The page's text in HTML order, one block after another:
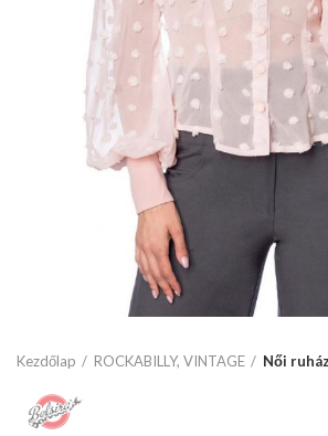
Kezdőlap ROCKABILLY, VINTAGE Női